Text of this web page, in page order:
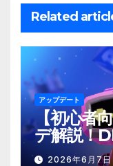
ー
シ
ョ
ン
Related
アップデート
【初心者
デ解説！
は？
2026年6月7日